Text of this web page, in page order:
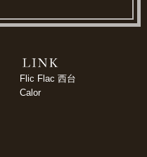
Flic Flac 西台
Calor